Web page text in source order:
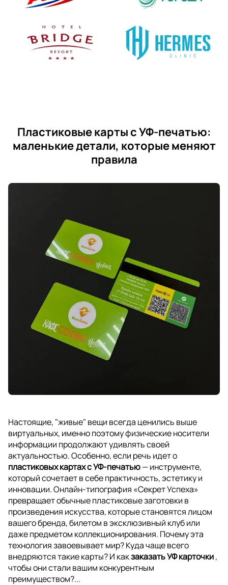
Пластиковые карты с УФ-печатью:
маленькие детали, которые меняют
правила
Настоящие, "живые" вещи всегда ценились выше
виртуальных, именно поэтому физические носители
информации продолжают удивлять своей
актуальностью. Особенно, если речь идет о
пластиковых картах с УФ-печатью— инструменте,
который сочетает в себе практичность, эстетику и
инновации. Онлайн-типография «Секрет Успеха»
превращает обычные пластиковые заготовки в
произведения искусства, которые становятся лицом
вашего бренда, билетом в эксклюзивный клуб или
даже предметом коллекционирования. Почему эта
технология завоевывает мир? Куда чаще всего
внедряются такие карты? И какзаказать УФ карточки,
чтобы они стали вашим конкурентным
преимуществом?...